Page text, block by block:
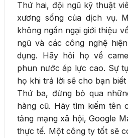
Thứ hai, đội ngũ kỹ thuật
xương sống của dịch vụ.
không ngần ngại giới thiệu
ngũ và các công nghệ
dụng. Hãy hỏi họ về
phun nước áp lực cao. Sự
họ khi trả lời sẽ cho bạn biết
Thứ ba, đừng bỏ qua
hàng cũ. Hãy tìm kiếm tên
tảng mạng xã hội, Google
thực tế. Một công ty tốt sẽ